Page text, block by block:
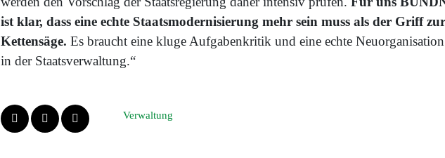
ist klar, dass eine echte Staatsmodernisierung mehr sein muss als der Griff zur
Kettensäge. Es braucht eine kluge Aufgabenkritik und eine echte Neuorganisation
in der Staatsverwaltung.“
Verwaltung